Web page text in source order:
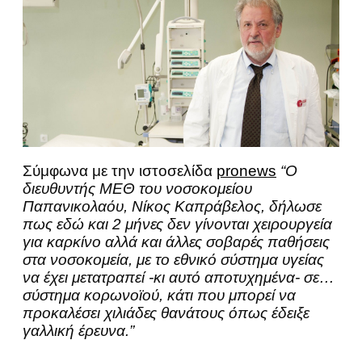
Σύμφωνα με την ιστοσελίδα pronews “Ο
διευθυντής ΜΕΘ του νοσοκομείου
Παπανικολαόυ, Νίκος Καπράβελος, δήλωσε
πως εδώ και 2 μήνες δεν γίνονται χειρουργεία
για καρκίνο αλλά και άλλες σοβαρές παθήσεις
στα νοσοκομεία, με το εθνικό σύστημα υγείας
να έχει μετατραπεί -κι αυτό αποτυχημένα- σε…
σύστημα κορωνοϊού, κάτι που μπορεί να
προκαλέσει χιλιάδες θανάτους όπως έδειξε
γαλλική έρευνα.”